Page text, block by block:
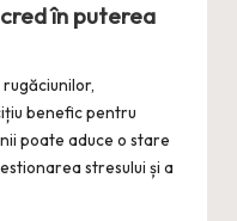
în puterea
benefic pentru
poate aduce o stare
stresului și a